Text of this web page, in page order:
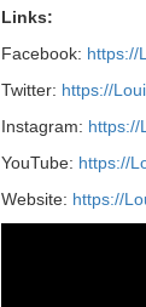
Links:
Facebook: https://
Twitter: https://
Instagram: https://
YouTube: https://
Website: https://